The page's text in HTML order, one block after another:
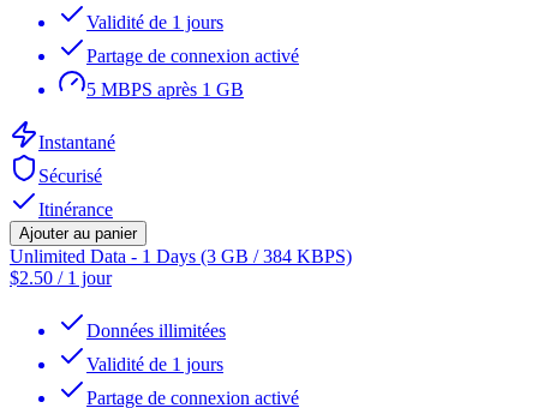
Validité de 1 jours
Partage de connexion activé
5 MBPS après 1 GB
Instantané
Sécurisé
Itinérance
Ajouter au panier
Unlimited Data - 1 Days (3 GB / 384 KBPS)
$2.50 / 1 jour
Données illimitées
Validité de 1 jours
Partage de connexion activé